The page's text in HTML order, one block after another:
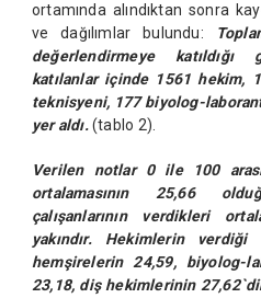
ortamında alındıktan sonra
ve dağılımlar bulundu:
değerlendirmeye katıldığı
katılanlar içinde 1561 hekim,
teknisyeni, 177 biyolog-
yer aldı.(tablo 2).
Verilen notlar 0 ile 100
ortalamasının 25,66
çalışanlarının verdikleri
yakındır. Hekimlerin
hemşirelerin 24,59, biyolog-
23,18, diş hekimlerinin